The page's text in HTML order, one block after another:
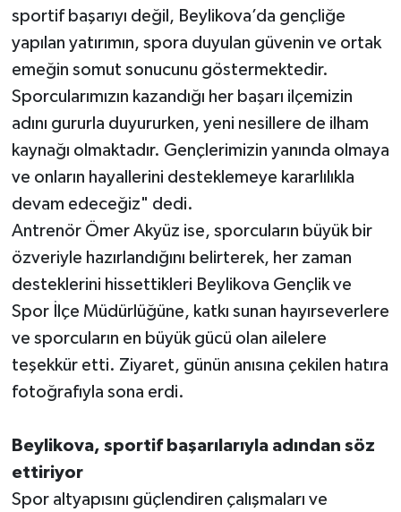
sportif başarıyı değil, Beylikova’da gençliğe
yapılan yatırımın, spora duyulan güvenin ve ortak
emeğin somut sonucunu göstermektedir.
Sporcularımızın kazandığı her başarı ilçemizin
adını gururla duyururken, yeni nesillere de ilham
kaynağı olmaktadır. Gençlerimizin yanında olmaya
ve onların hayallerini desteklemeye kararlılıkla
devam edeceğiz" dedi.
Antrenör Ömer Akyüz ise, sporcuların büyük bir
özveriyle hazırlandığını belirterek, her zaman
desteklerini hissettikleri Beylikova Gençlik ve
Spor İlçe Müdürlüğüne, katkı sunan hayırseverlere
ve sporcuların en büyük gücü olan ailelere
teşekkür etti. Ziyaret, günün anısına çekilen hatıra
fotoğrafıyla sona erdi.
Beylikova, sportif başarılarıyla adından söz
ettiriyor
Spor altyapısını güçlendiren çalışmaları ve